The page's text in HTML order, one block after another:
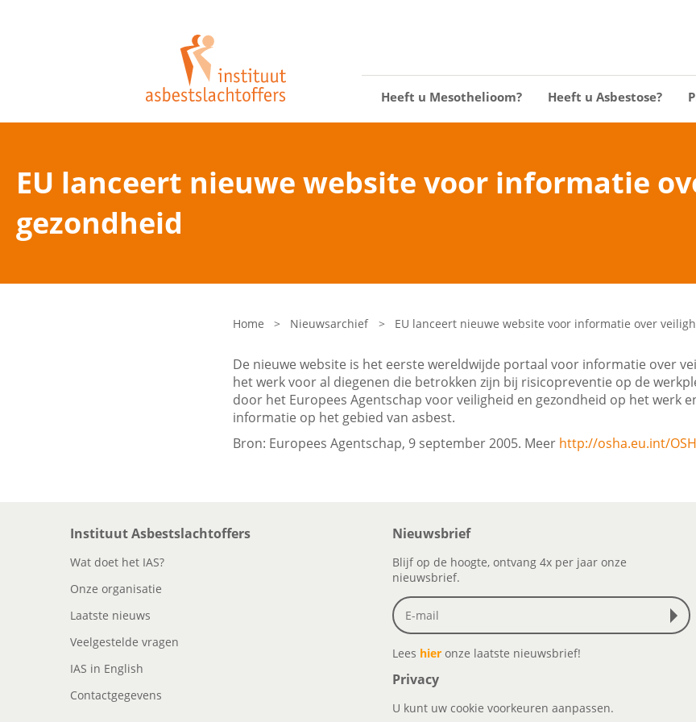
Heeft u Mesothelioom? Heeft u Asbestose?
EU lanceert nieuwe website voor informatie
gezondheid
Home > Nieuwsarchief > EU lanceert nieuwe website voor informatie over
De nieuwe website is het eerste wereldwijde portaal voor informatie over
het werk voor al diegenen die betrokken zijn bij risicopreventie op de
door het Europees Agentschap voor veiligheid en gezondheid op het werk
informatie op het gebied van asbest.
Bron: Europees Agentschap, 9 september 2005. Meer http://osha.eu.int/
Instituut Asbestslachtoffers
Wat doet het IAS?
Onze organisatie
Laatste nieuws
Veelgestelde vragen
IAS in English
Contactgegevens
Nieuwsbrief
Blijf op de hoogte, ontvang 4x per jaar onze
nieuwsbrief.
Lees hier onze laatste nieuwsbrief!
Privacy
U kunt uw cookie voorkeuren aanpassen.